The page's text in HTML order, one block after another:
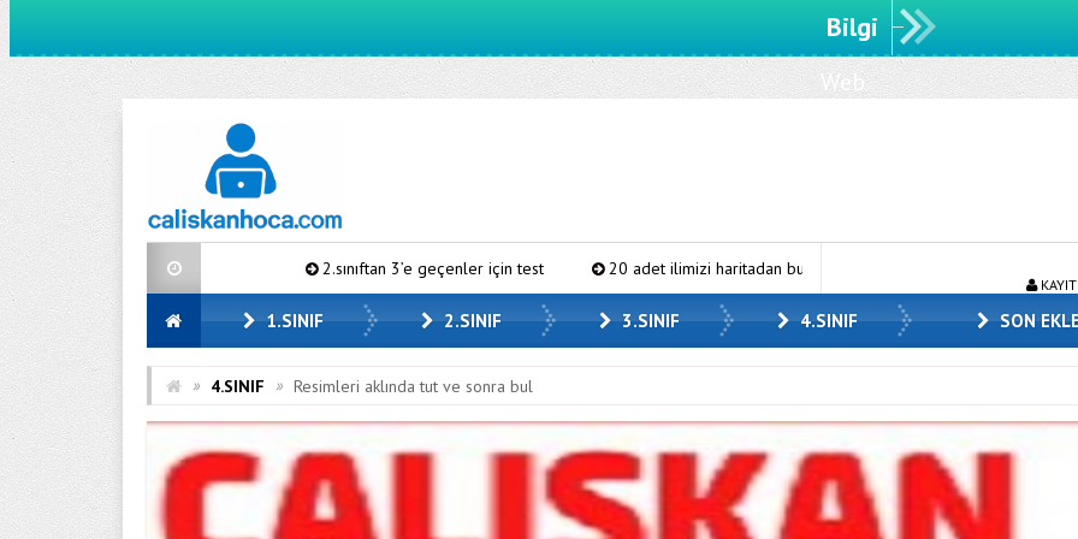
Bilgi
Web
2.sınıftan 3’e geçenler için test 20 adet ilimizi haritadan bulalım
1.SINIF 2.SINIF 3.SINIF 4.SINIF SON
» 4.SINIF » Resimleri aklında tut ve sonra bul